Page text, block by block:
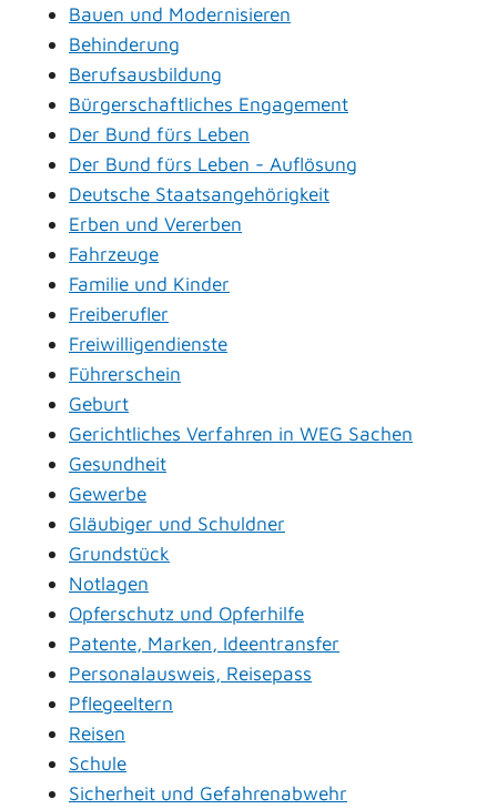
Bauen und Modernisieren
Behinderung
Berufsausbildung
Bürgerschaftliches Engagement
Der Bund fürs Leben
Der Bund fürs Leben - Auflösung
Deutsche Staatsangehörigkeit
Erben und Vererben
Fahrzeuge
Familie und Kinder
Freiberufler
Freiwilligendienste
Führerschein
Geburt
Gerichtliches Verfahren in WEG Sachen
Gesundheit
Gewerbe
Gläubiger und Schuldner
Grundstück
Notlagen
Opferschutz und Opferhilfe
Patente, Marken, Ideentransfer
Personalausweis, Reisepass
Pflegeeltern
Reisen
Schule
Sicherheit und Gefahrenabwehr